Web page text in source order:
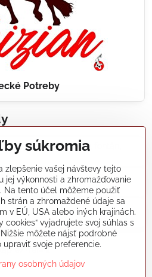
Potreby
bazénov, fontán,
?ref=hl
súkromia
zlepšenie vašej návštevy tejto
jej výkonnosti a zhromažďovanie
Na tento účel môžeme použiť
strán a zhromaždené údaje sa
v EÚ, USA alebo iných krajinách.
cookies“ vyjadrujete svoj súhlas s
môžete nájsť podrobné
svoje preferencie.
osobných údajov